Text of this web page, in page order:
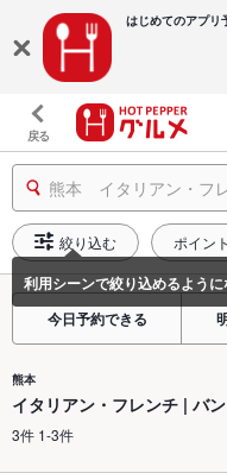
はじめてのアプリ
戻る
熊本 イタリアン・フ
絞り込む ポイン
今日予約できる
熊本
イタリアン・フレンチ | バ
3件 1-3件